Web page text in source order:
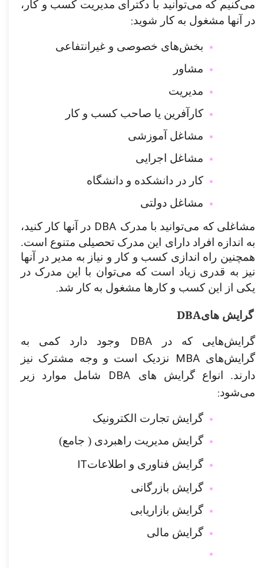
می‌کنیم که می‌توانید با دکترای مدیریت کسب و کار،
در آنها مشغول به کار شوید:
بخش‌های خصوصی و غیرانتفاعی
مشاور
مدیریت
کارآفرین یا صاحب کسب و کار
مشاغل آموزشی
مشاغل اجرایی
کار در دانشکده و دانشگاه
مشاغل دولتی
مشاغلی که می‌توانید با مدرک DBA در آنها کار کنید،
به اندازه افراد دارای این مدرک تحصیلی متنوع است.
همچنین راه اندازی کسب و کار و نیاز به مدیر در آنها
نیز به قدری زیاد است که می‌توان با این مدرک در
یکی از این کسب و کارها مشغول به کار شد.
گرایش هایDBA
گرایش‌هایی که در DBA
وجود دارد کمی به
گرایش‌های MBA
نزدیک است و وجه مشترک نیز
دارند. انواع گرایش های
DBA
شامل موارد زیر
می‌شود:
گرایش تجارت الکترونیک
گرایش مدیریت راهبردی ( جامع)
گرایش فناوری و اطلاعاتIT
گرایش بازرگانی
گرایش بازاریابی
گرایش مالی